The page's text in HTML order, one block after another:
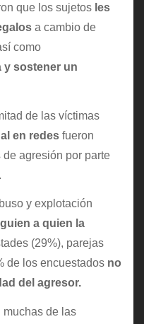
que los sujetos les
a cambio de
como
y sostener un
de las víctimas
en redesfueron
agresión por parte
y explotación
a quien la
(29%), parejas
de los encuestados no
del agresor.
muchas de las